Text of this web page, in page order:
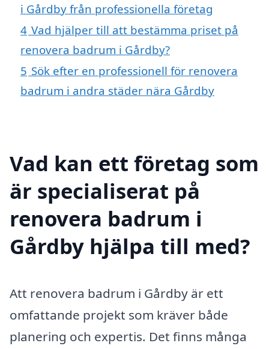
i Gårdby från professionella företag
4 Vad hjälper till att bestämma priset på
renovera badrum i Gårdby?
5 Sök efter en professionell för renovera
badrum i andra städer nära Gårdby
Vad kan ett företag som
är specialiserat på
renovera badrum i
Gårdby hjälpa till med?
Att renovera badrum i Gårdby är ett
omfattande projekt som kräver både
planering och expertis. Det finns många